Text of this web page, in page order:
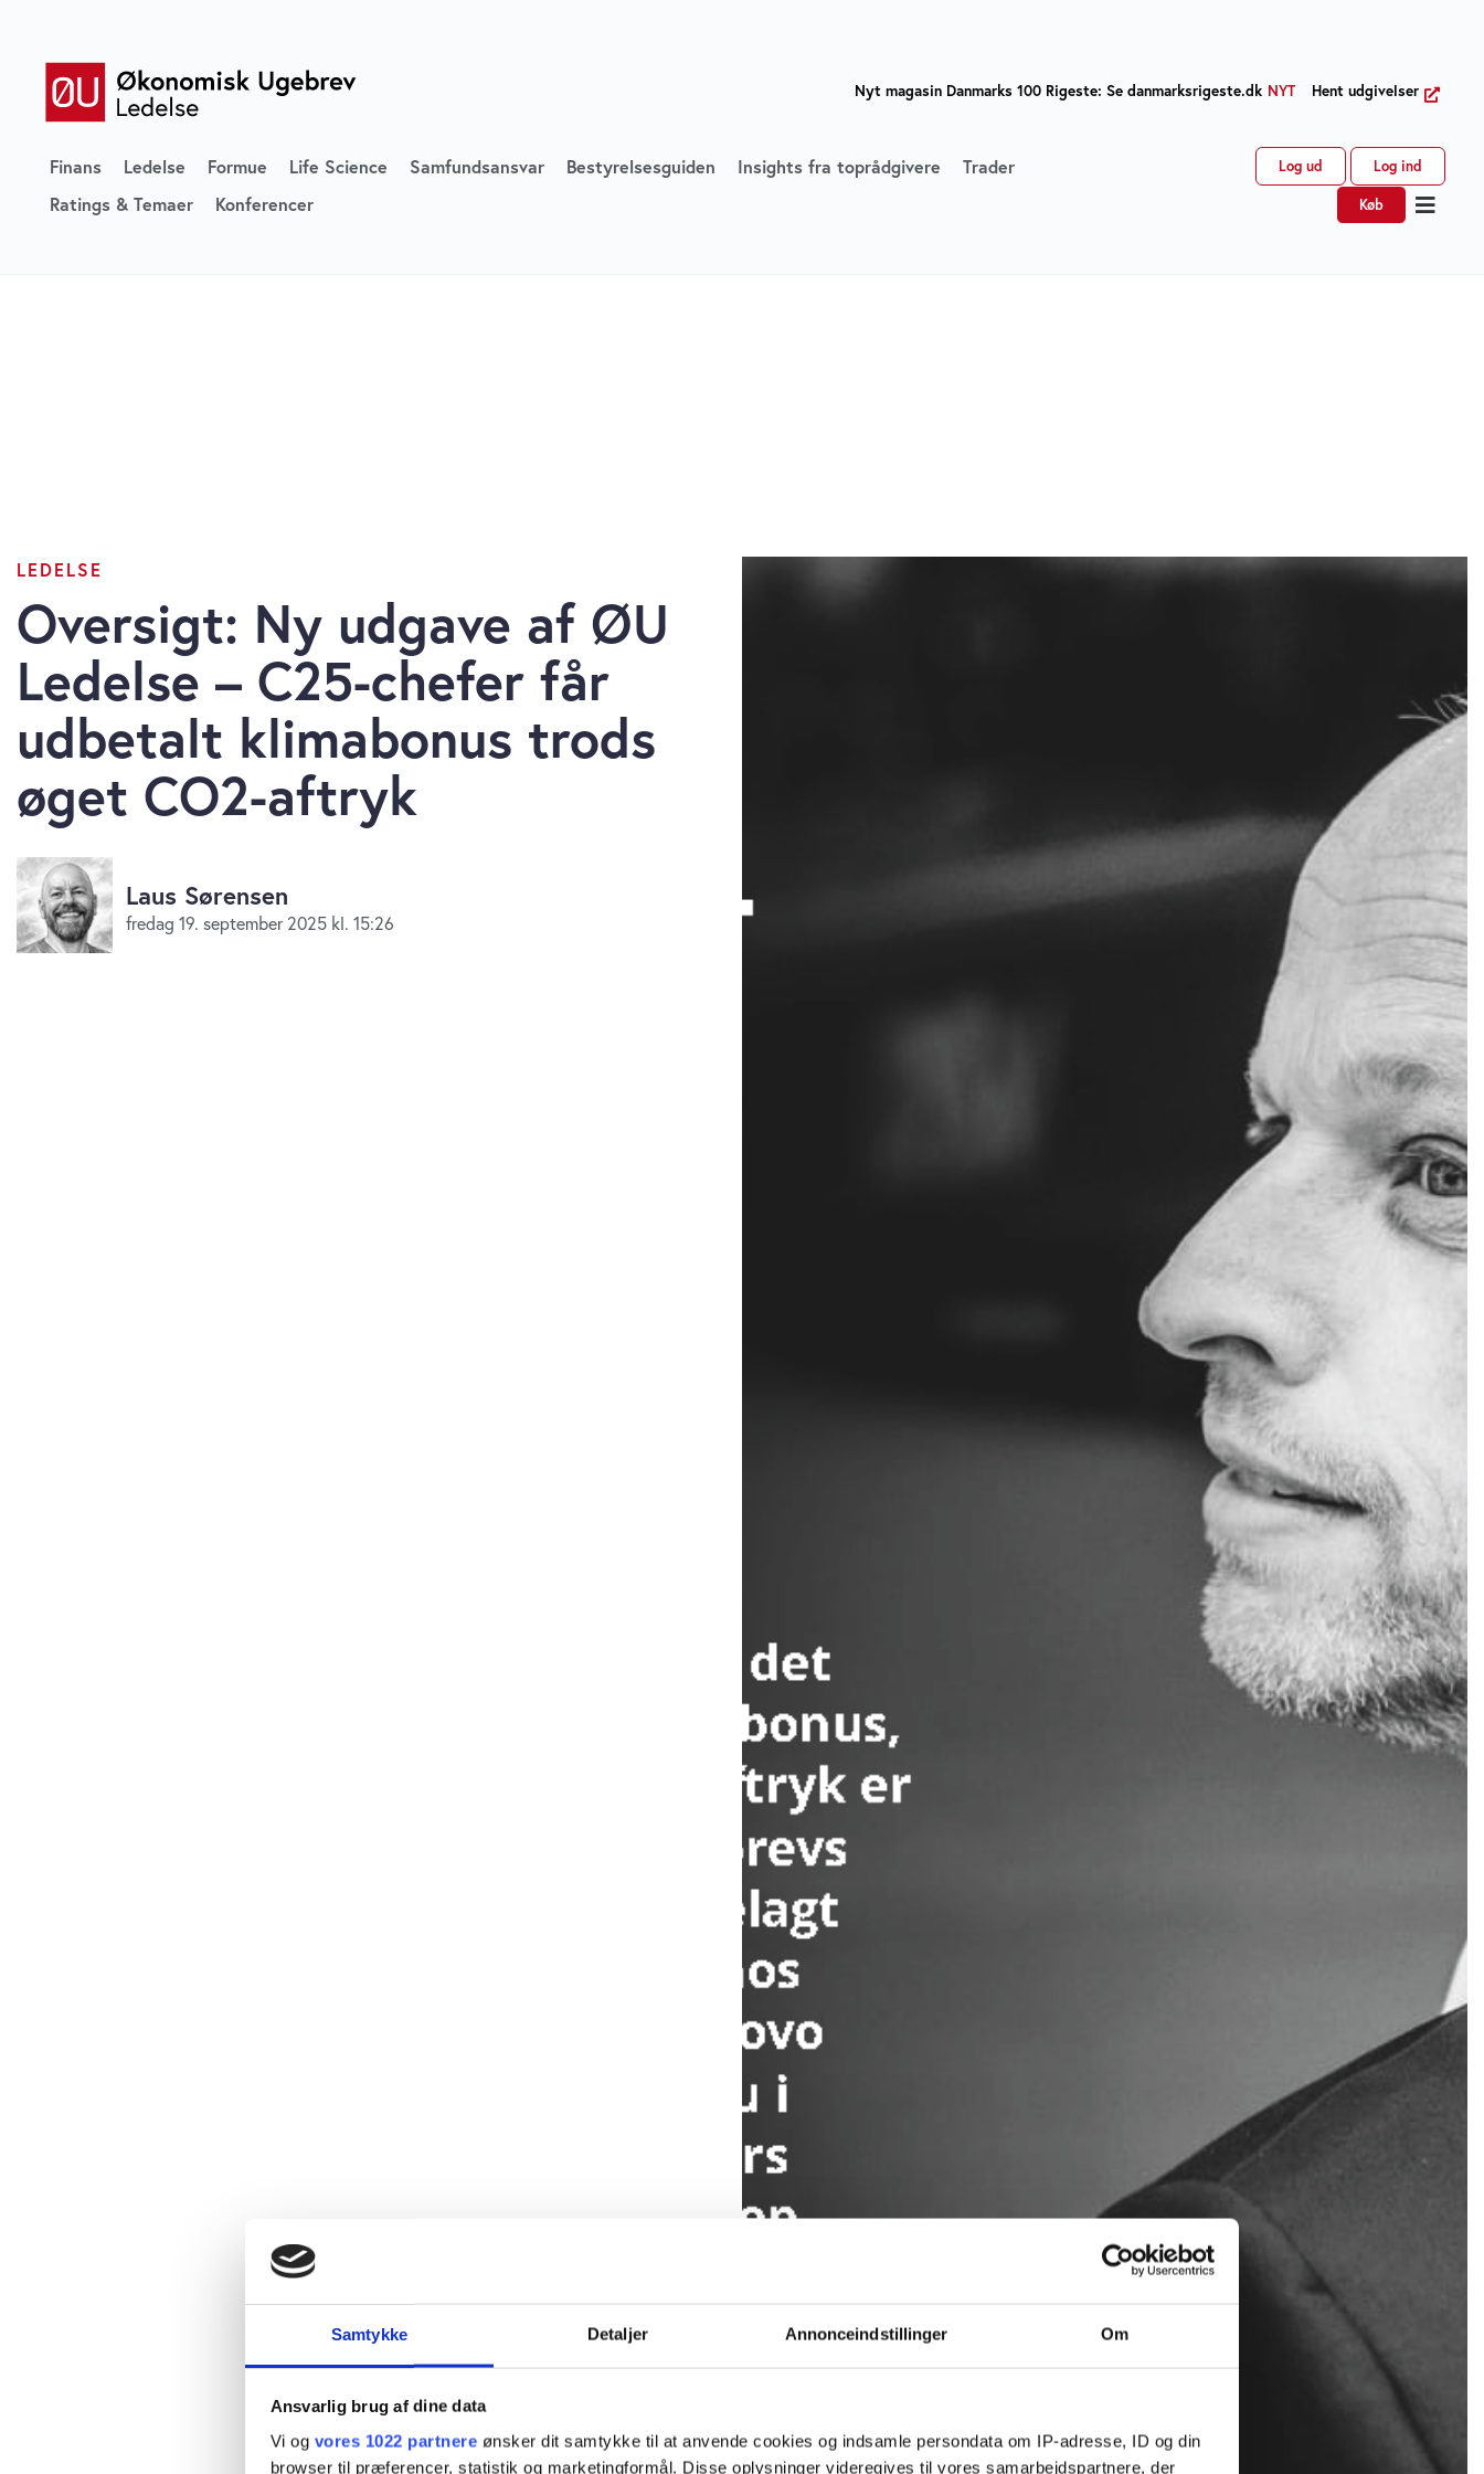
Samtykke Detaljer Annonceindstillinger Om
Ansvarlig brug af dine data
Vi og vores 1022 partnere ønsker dit samtykke til at anvende cookies og indsamle persondata om IP-adresse, ID og din
browser til præferencer, statistik og marketingformål. Disse oplysninger videregives til vores samarbejdspartnere, der
Nyt magasin Danmarks 100 Rigeste: Se danmarksrigeste.dk NYT Hent udgivelser
Finans Ledelse Formue Life Science Samfundsansvar Bestyrelsesguiden Insights fra toprådgivere
Trader
Ratings & Temaer
Konferencer
Log ud Log ind
Køb
LEDELSE
Oversigt: Ny udgave af ØU
Ledelse – C25-chefer får
udbetalt klimabonus trods
øget CO2-aftryk
Laus Sørensen
fredag 19. september 2025 kl. 15:26